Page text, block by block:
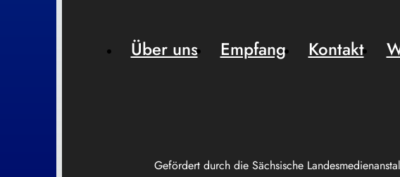
Gefördert durch die Sächsische
Über uns Empfang Kontakt